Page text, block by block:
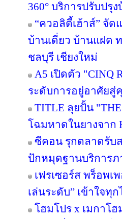
360° บริการปรับปรุ
“ควอลิตี้เฮ้าส์” จัด
บ้านเดี่ยว บ้านแฝด
ชลบุรี เชียงใหม่
A5 เปิดตัว "CINQ
ระดับการอยู่อาศัย
TITLE ลุยปั้น
โฉมหาดในยางจาก
ซีคอน รุกตลาดรับส
ปักหมุดฐานบริการ
เฟรเซอร์ส พร็อพ
เล่นระดับ” เข้าใจ
โฮมโปร x เมกาโ